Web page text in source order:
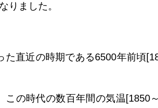
りました。
直近の時期である6500年前頃
この時代の数百年間の気温